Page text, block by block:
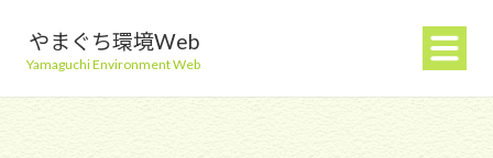
やまぐち環境Web
Yamaguchi Environment Web